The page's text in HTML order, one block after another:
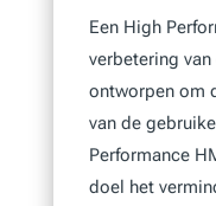
Een High
verbetering
ontworpen om
van de
Performance
doel het